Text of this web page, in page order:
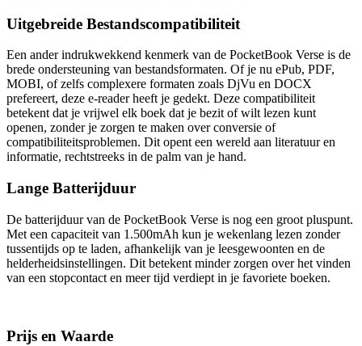
Uitgebreide Bestandscompatibiliteit
Een ander indrukwekkend kenmerk van de PocketBook Verse is de
brede ondersteuning van bestandsformaten. Of je nu ePub, PDF,
MOBI, of zelfs complexere formaten zoals DjVu en DOCX
prefereert, deze e-reader heeft je gedekt. Deze compatibiliteit
betekent dat je vrijwel elk boek dat je bezit of wilt lezen kunt
openen, zonder je zorgen te maken over conversie of
compatibiliteitsproblemen. Dit opent een wereld aan literatuur en
informatie, rechtstreeks in de palm van je hand.
Lange Batterijduur
De batterijduur van de PocketBook Verse is nog een groot pluspunt.
Met een capaciteit van 1.500mAh kun je wekenlang lezen zonder
tussentijds op te laden, afhankelijk van je leesgewoonten en de
helderheidsinstellingen. Dit betekent minder zorgen over het vinden
van een stopcontact en meer tijd verdiept in je favoriete boeken.
Prijs en Waarde